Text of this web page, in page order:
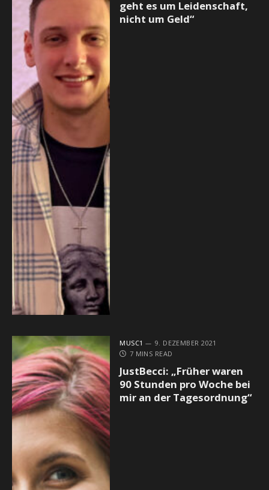
geht es um Leidenschaft,
nicht um Geld“
MUSC1
9. DEZEMBER 2021
7 MINS READ
JustBecci: „Früher waren
90 Stunden pro Woche bei
mir an der Tagesordnung“